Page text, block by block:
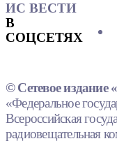
ИС ВЕСТИ
В
СОЦСЕТЯХ
© Сетевое издание
«Федеральное
Всероссийская
радиовещательная